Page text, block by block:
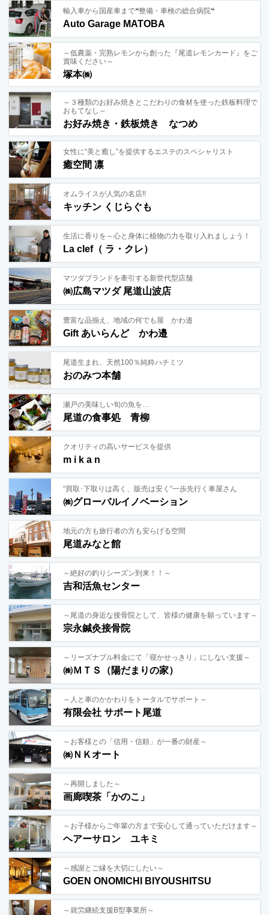
輸入車から国産車まで❝整備・車検の総合病院❝
Auto Garage MATOBA
～低農薬・完熟レモンから創った『尾道レモンカード』をご
賞味ください～
塚本㈱
～３種類のお好み焼きとこだわりの食材を使った鉄板料理で
おもてなし～
お好み焼き・鉄板焼き なつめ
女性に“美と癒し”を提供するエステのスペシャリスト
癒空間 凛
オムライスが人気の名店!!
キッチン くじらぐも
生活に香りを～心と身体に植物の力を取り入れましょう！
La clef（ ラ・クレ）
マツダブランドを牽引する新世代型店舗
㈱広島マツダ 尾道山波店
豊富な品揃え、地域の何でも屋 かわ邉
Gift あいらんど かわ邉
尾道生まれ、天然100％純粋ハチミツ
おのみつ本舗
瀬戸の美味しい旬の魚を…
尾道の食事処 青柳
クオリティの高いサービスを提供
m i k a n
“買取･下取りは高く、販売は安く”一歩先行く車屋さん
㈱グローバルイノベーション
地元の方も旅行者の方も安らげる空間
尾道みなと館
～絶好の釣りシーズン到来！！～
吉和活魚センター
～尾道の身近な接骨院として、皆様の健康を願っています～
宗永鍼灸接骨院
～リーズナブル料金にて「寝かせっきり」にしない支援～
㈱ＭＴＳ（陽だまりの家）
～人と車のかかわりをトータルでサポート～
有限会社 サポート尾道
～お客様との「信用・信頼」が一番の財産～
㈱ＮＫオート
～再開しました～
画廊喫茶「かのこ」
～お子様からご年輩の方まで安心して通っていただけます～
ヘアーサロン ユキミ
～感謝とご縁を大切にしたい～
GOEN ONOMICHI BIYOUSHITSU
～就労継続支援B型事業所～